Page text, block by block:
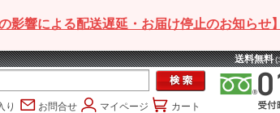
影響による配送遅延・お届け停止のお知らせ】
送料無料 (
り お問合せ マイページ カート